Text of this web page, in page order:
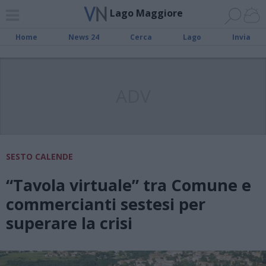
Lago Maggiore
Home News 24 Cerca Lago Invia
SESTO CALENDE
“Tavola virtuale” tra Comune e
commercianti sestesi per
superare la crisi